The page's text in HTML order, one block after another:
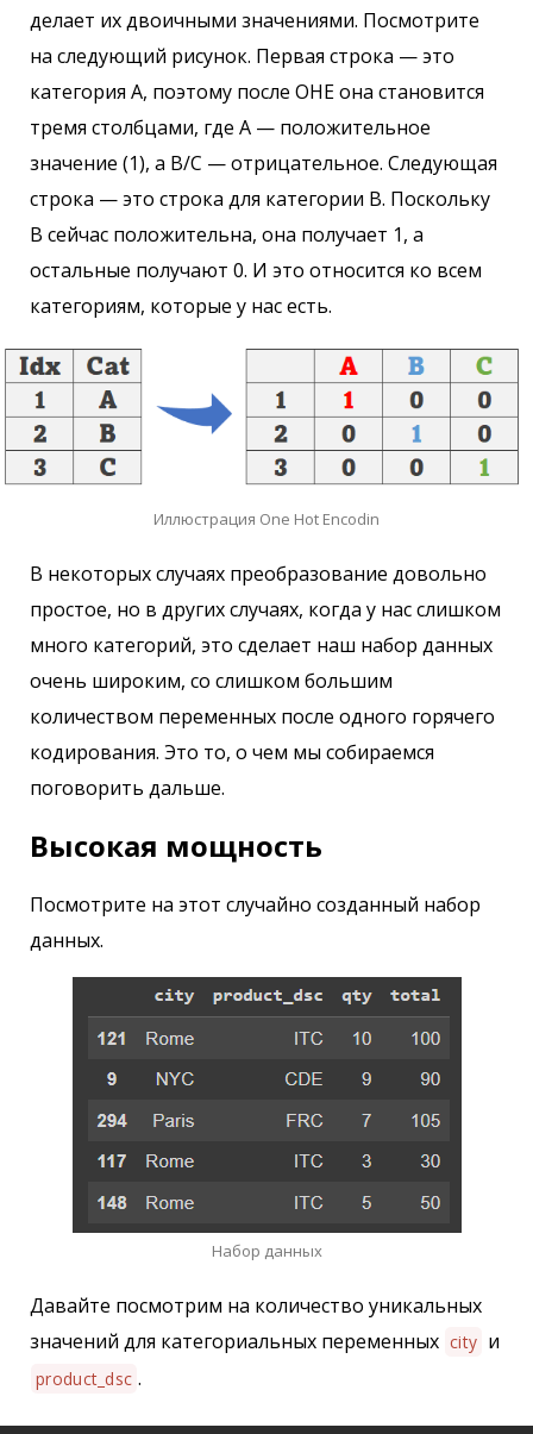
делает их двоичными значениями. Посмотрите
на следующий рисунок. Первая строка — это
категория A, поэтому после OHE она становится
тремя столбцами, где A — положительное
значение (1), а B/C — отрицательное. Следующая
строка — это строка для категории B. Поскольку
B сейчас положительна, она получает 1, а
остальные получают 0. И это относится ко всем
категориям, которые у нас есть.
Иллюстрация One Hot Encodin
В некоторых случаях преобразование довольно
простое, но в других случаях, когда у нас слишком
много категорий, это сделает наш набор данных
очень широким, со слишком большим
количеством переменных после одного горячего
кодирования. Это то, о чем мы собираемся
поговорить дальше.
Высокая мощность
Посмотрите на этот случайно созданный набор
данных.
Набор данных
Давайте посмотрим на количество уникальных
значений для категориальных переменных city и
product_dsc .